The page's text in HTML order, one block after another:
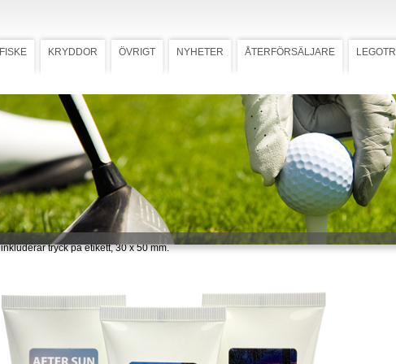
FISKE KRYDDOR ÖVRIGT NYHETER ÅTERFÖRSÄLJARE
After Sun Lotion
After Sun Lotion
(Art. 478)
50 ml. En lotion med lugnande och
återfuktande effekt på solbränd hud. Pro
Vitamin B5 – stärker och återuppbygger
hudens struktur. Vitamin E – förebyggor rynkor
och skyddar mot UV-strålar. Aloe Vera Extract
– har antiinflammatoriska egenskaper. Priset
inkluderar tryck på etikett, 30 x 50 mm.
Ladda ner högupplöst bild